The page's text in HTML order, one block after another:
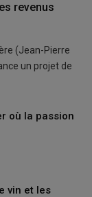
revenus
(Jean-Pierre
un projet de
où la passion
vin et les